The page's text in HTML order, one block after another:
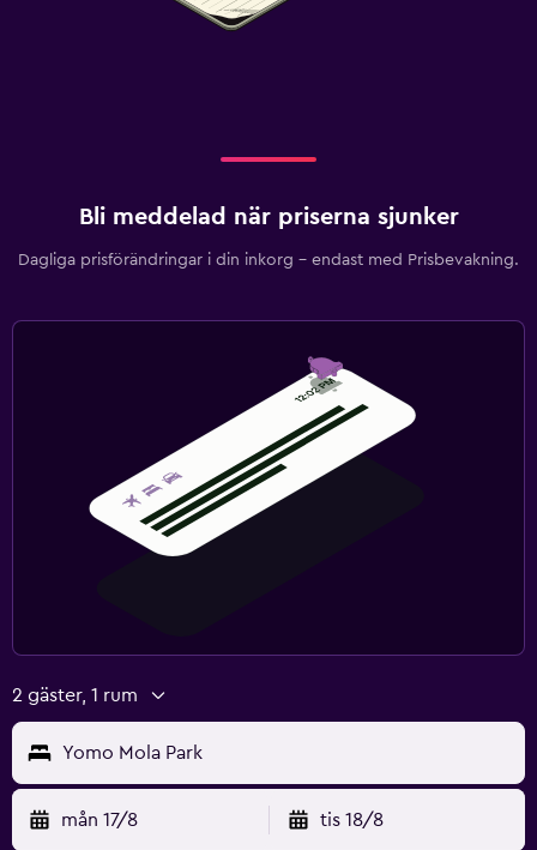
Bli meddelad när priserna sjunker
Dagliga prisförändringar i din inkorg – endast med Prisbevakning.
2 gäster, 1 rum
Yomo Mola Park
mån 17/8 tis 18/8